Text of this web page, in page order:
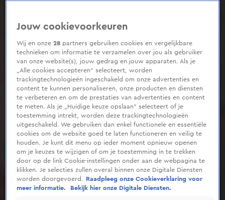
Jouw cookievoorkeuren
Wij en onze28 partners gebruiken cookies en vergelijkbare
technieken om informatie te verzamelen over jou als gebruiker
van onze website(s), jouw gedrag en jouw apparaten. Als je
„Alle cookies accepteren” selecteert, worden
trackingtechnologieën ingeschakeld om onze advertenties en
content te kunnen personaliseren, onze producten en diensten
te verbeteren en om de prestaties van advertenties en content
te meten. Als je „Huidige keuze opslaan” selecteert of je
toestemming intrekt, worden deze trackingtechnologieën
uitgeschakeld. We gebruiken dan enkel functionele en essentiële
cookies om de website goed te laten functioneren en veilig te
houden. Je kunt dit menu op ieder moment opnieuw openen
om je keuzes te wijzigen of om je toestemming in te trekken
door op de link Cookie-instellingen onder aan de webpagina te
klikken. Je selecties zullen overal binnen onze Digitale Diensten
worden doorgevoerd.
Raadpleeg onze Cookieverklaring voor
meer informatie.
Bekijk hier onze Digitale Diensten.